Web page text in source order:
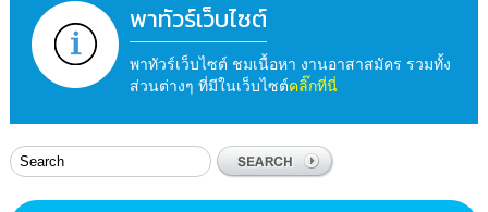
พาทัวร์เว็บไซต์
พาทัวร์เว็บไซต์ ชมเนื้อหา งานอาสาสมัคร รวมทั้ง
ส่วนต่างๆ ที่มีในเว็บไซต์คลิ๊กที่นี่